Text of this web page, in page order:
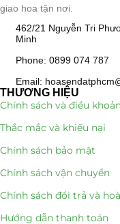
Hoa Tặng 14/2
Hoa Tặng 20/10
Quà Noel - Quà Giáng
Quà Tặng Khách Hàng
Quà Tết
giao hoa tận nơi.
462/21 Nguyễn Tri
Minh
Phone: 0899 074 787
Email:
THƯƠNG HIỆU
Chính sách và điều
Thắc mắc và khiếu nại
Chính sách bảo mật
Chính sách vận chuyển
Chính sách đổi trả và
Hướng dẫn thanh toán